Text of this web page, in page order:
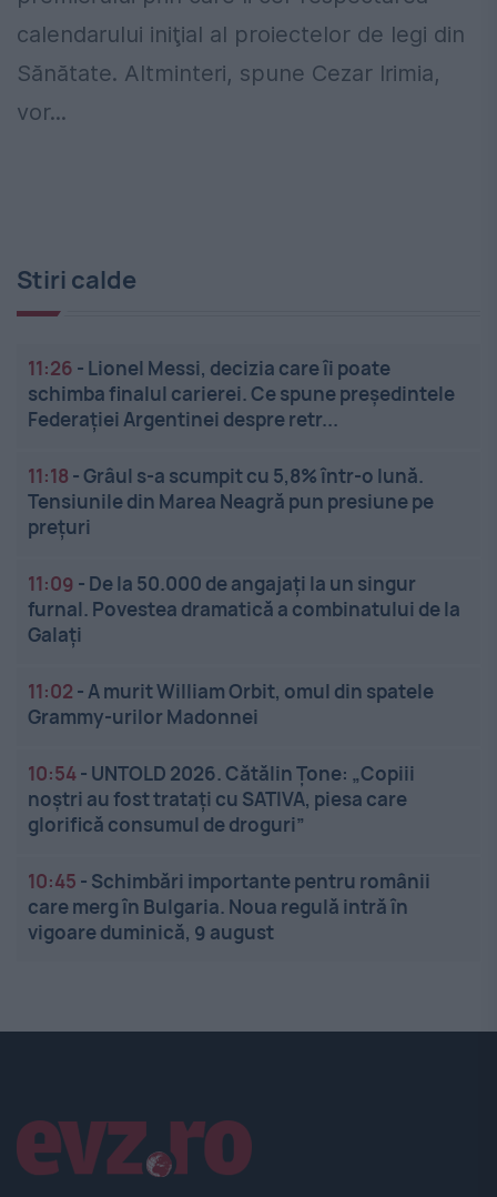
calendarului iniţial al proiectelor de legi din
Sănătate. Altminteri, spune Cezar Irimia,
vor...
Stiri calde
11:26 - Lionel Messi, decizia care îi poate
schimba finalul carierei. Ce spune președintele
Federației Argentinei despre retr...
11:18 -Grâul s-a scumpit cu 5,8% într-o lună.
Tensiunile din Marea Neagră pun presiune pe
prețuri
11:09 - De la 50.000 de angajați la un singur
furnal. Povestea dramatică a combinatului de la
Galați
11:02 -A murit William Orbit, omul din spatele
Grammy-urilor Madonnei
10:54- UNTOLD 2026. Cătălin Țone: „Copiii
noștri au fost tratați cu SATIVA, piesa care
glorifică consumul de droguri”
10:45 - Schimbări importante pentru românii
care merg în Bulgaria. Noua regulă intră în
vigoare duminică, 9 august
Linkuri utile